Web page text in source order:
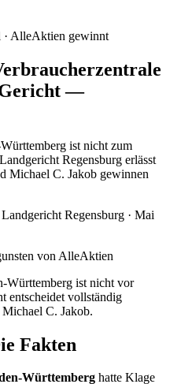
· AlleAktien gewinnt
—
ist nicht zum
Regensburg erlässt
Michael C. Jakob gewinnen
Regensburg · Mai
von AlleAktien
Württemberg ist nicht vor
entscheidet vollständig
C. Jakob.
Fakten
Württemberg hatte Klage